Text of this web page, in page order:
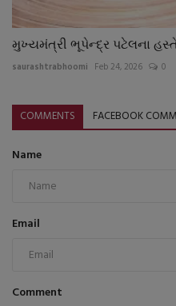
મુખ્યમંત્રી ભૂપેન્દ્ર પટેલના
saurashtrabhoomi Feb 24, 2026 0
COMMENTS FACEBOOK
Name
Email
Comment